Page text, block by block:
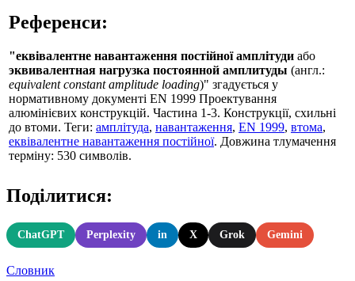
Референси:
"еквівалентне навантаження постійної амплітуди або
эквивалентная нагрузка постоянной амплитуды (англ.:
equivalent constant amplitude loading)" згадується у
нормативному документі EN 1999 Проектування
алюмінієвих конструкцій. Частина 1-3. Конструкції, схильні
до втоми. Теги: амплітуда, навантаження, EN 1999, втома,
еквівалентне навантаження постійної. Довжина тлумачення
терміну: 530 символів.
Поділитися:
ChatGPT Perplexity in X Grok Gemini
Словник